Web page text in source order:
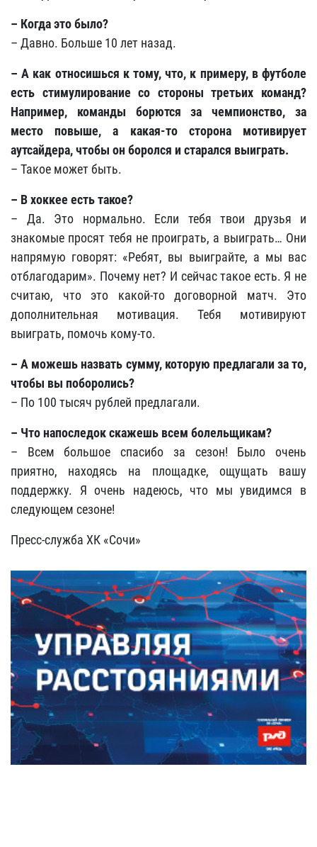
– Когда это было?
– Давно. Больше 10 лет назад.
– А как относишься к тому, что, к примеру, в футболе
есть стимулирование со стороны третьих команд?
Например, команды борются за чемпионство, за
место повыше, а какая-то сторона мотивирует
аутсайдера, чтобы он боролся и старался выиграть.
– Такое может быть.
– В хоккее есть такое?
– Да. Это нормально. Если тебя твои друзья и
знакомые просят тебя не проиграть, а выиграть… Они
напрямую говорят: «Ребят, вы выиграйте, а мы вас
отблагодарим». Почему нет? И сейчас такое есть. Я не
считаю, что это какой-то договорной матч. Это
дополнительная мотивация. Тебя мотивируют
выиграть, помочь кому-то.
– А можешь назвать сумму, которую предлагали за то,
чтобы вы поборолись?
– По 100 тысяч рублей предлагали.
– Что напоследок скажешь всем болельщикам?
– Всем большое спасибо за сезон! Было очень
приятно, находясь на площадке, ощущать вашу
поддержку. Я очень надеюсь, что мы увидимся в
следующем сезоне!
Пресс-служба ХК «Сочи»